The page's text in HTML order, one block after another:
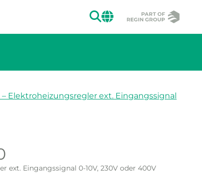
SUCHEN
CHANGE
– Elektroheizungsregler ext. Eingangssignal
des Bildes.
ext. Eingangssignal 0-10V, 230V oder 400V